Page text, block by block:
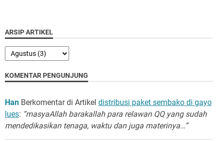
ARSIP ARTIKEL
KOMENTAR PENGUNJUNG
Han Berkomentar di Artikel distribusi paket sembako di gayo
lues: “masyaAllah barakallah para relawan QQ yang sudah
mendedikasikan tenaga, waktu dan juga materinya…”